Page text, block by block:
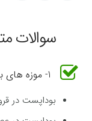
سوالات
1- موزه های بوداپست مجارستان؟
بوداپست در